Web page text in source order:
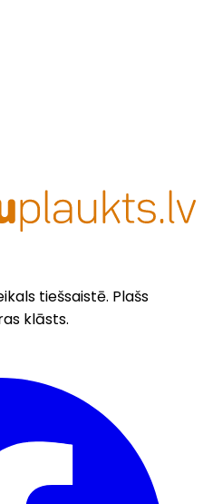
tiešsaistē. Plašs
klāsts.